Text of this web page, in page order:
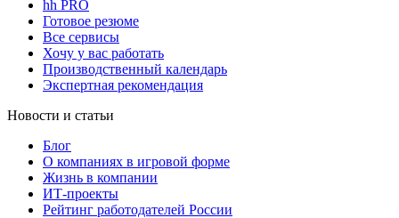
hh PRO
Готовое резюме
Все сервисы
Хочу у вас работать
Производственный календарь
Экспертная рекомендация
Новости и статьи
Блог
О компаниях в игровой форме
Жизнь в компании
ИТ-проекты
Рейтинг работодателей России